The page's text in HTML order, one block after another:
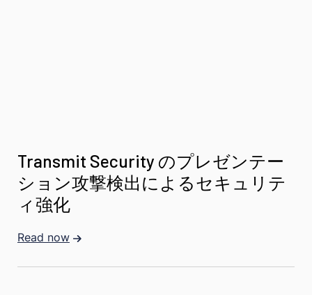
Transmit Security のプレゼンテー
ション攻撃検出によるセキュリテ
ィ強化
Read now